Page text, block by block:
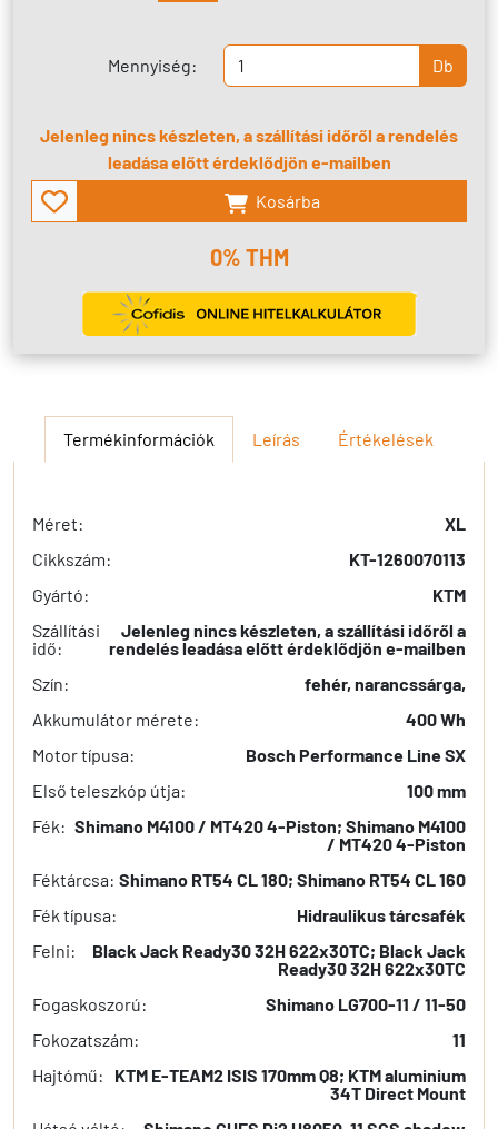
Mennyiség: Db
Jelenleg nincs készleten, a szállítási időről a rendelés
leadása előtt érdeklődjön e-mailben
Kosárba
0% THM
Termékinformációk Leírás Értékelések
Méret:
XL
Cikkszám:
KT-1260070113
Gyártó:
KTM
Szállítási
idő:
Jelenleg nincs készleten, a szállítási időről a
rendelés leadása előtt érdeklődjön e-mailben
Szín:
fehér, narancssárga,
Akkumulátor mérete:
400 Wh
Motor típusa:
Bosch Performance Line SX
Első teleszkóp útja:
100 mm
Fék: Shimano M4100 / MT420 4-Piston; Shimano M4100
/ MT420 4-Piston
Féktárcsa: Shimano RT54 CL 180; Shimano RT54 CL 160
Fék típusa:
Hidraulikus tárcsafék
Felni:
Black Jack Ready30 32H 622x30TC; Black Jack
Ready30 32H 622x30TC
Fogaskoszorú:
Shimano LG700-11 / 11-50
Fokozatszám:
11
Hajtómű:
KTM E-TEAM2 ISIS 170mm Q8; KTM aluminium
34T Direct Mount